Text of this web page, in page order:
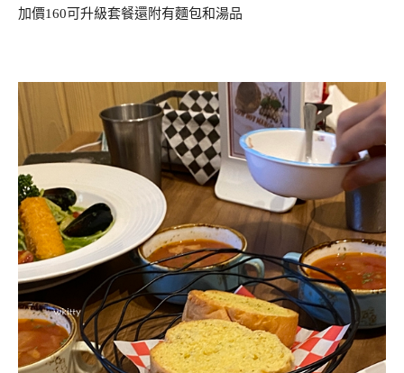
加價160可升級套餐還附有麵包和湯品